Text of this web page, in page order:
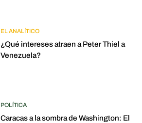
EL ANALÍTICO
¿Qué intereses atraen a Peter Thiel a
Venezuela?
POLÍTICA
Caracas a la sombra de Washington: El